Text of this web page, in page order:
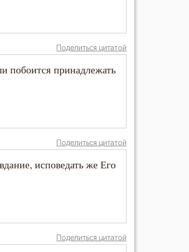
Поделиться цитатой
побоится принадлежать
Поделиться цитатой
исповедать же Его
Поделиться цитатой